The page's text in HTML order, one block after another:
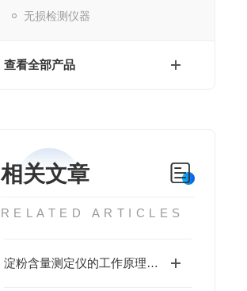
无损检测仪器
查看全部产品
相关文章
RELATED ARTICLES
淀粉含量测定仪的工作原理与性能优势值得深入探讨